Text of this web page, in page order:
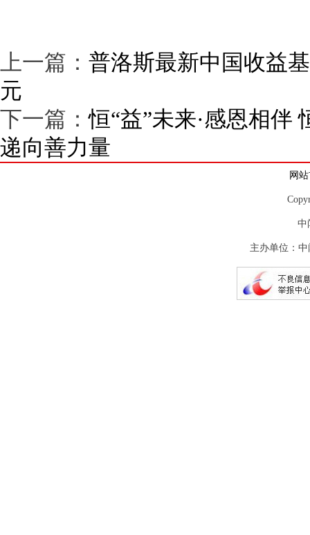
上一篇： 普洛斯最新中国收益
元
下一篇：恒“益”未来·感恩相伴
递向善力量
网
中
主办单位：